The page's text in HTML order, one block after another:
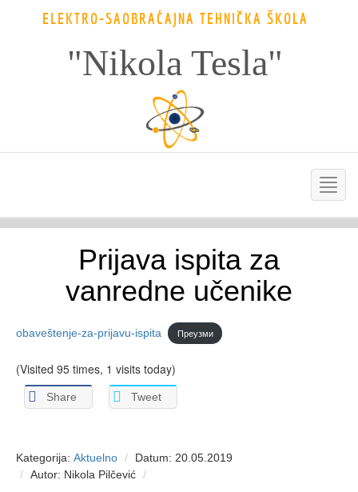
ELEKTRO-SAOBRAĆAJNA TEHNIČKA ŠKOLA
"Nikola Tesla"
Prijava ispita za
vanredne učenike
obaveštenje-za-prijavu-ispita Преузми
(Visited 95 times, 1 visits today)
Share Tweet
Kategorija: Aktuelno
Datum: 20.05.2019
Autor: Nikola Pilčević